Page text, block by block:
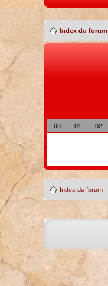
Index du forum
00 01 02
Index du forum